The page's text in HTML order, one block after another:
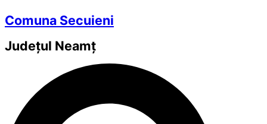
Comuna Secuieni
Județul Neamț